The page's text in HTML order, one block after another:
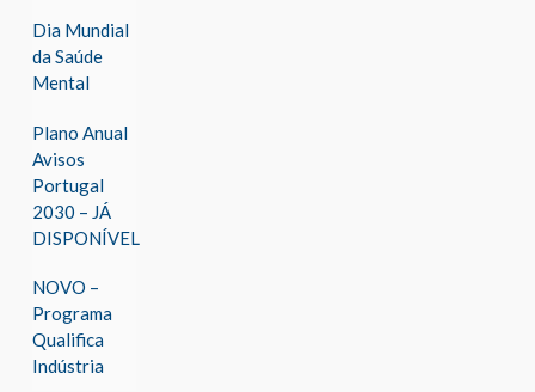
Dia Mundial
da Saúde
Mental
Plano Anual
Avisos
Portugal
2030 – JÁ
DISPONÍVEL
NOVO –
Programa
Qualifica
Indústria